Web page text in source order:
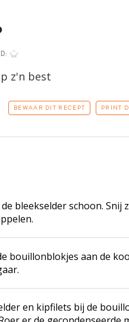
z'n best
BEWAAR DIT RECEPT PRINT
bleekselder schoon. Snij
bouillonblokjes aan de
en kipfilets bij de